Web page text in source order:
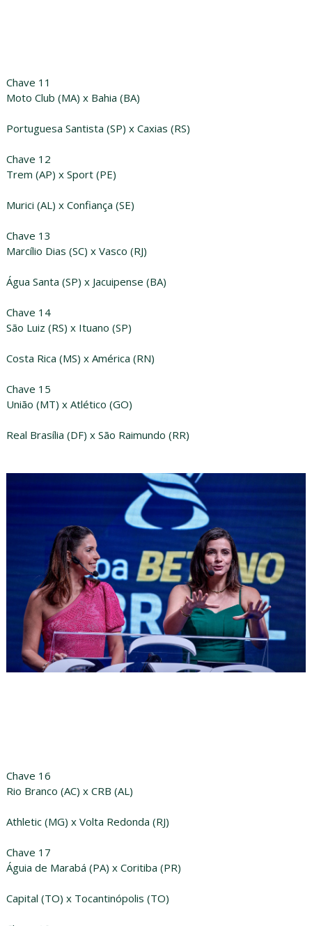
Chave 11
Moto Club (MA) x Bahia (BA)
Portuguesa Santista (SP) x Caxias (RS)
Chave 12
Trem (AP) x Sport (PE)
Murici (AL) x Confiança (SE)
Chave 13
Marcílio Dias (SC) x Vasco (RJ)
Água Santa (SP) x Jacuipense (BA)
Chave 14
São Luiz (RS) x Ituano (SP)
Costa Rica (MS) x América (RN)
Chave 15
União (MT) x Atlético (GO)
Real Brasília (DF) x São Raimundo (RR)
Chave 16
Rio Branco (AC) x CRB (AL)
Athletic (MG) x Volta Redonda (RJ)
Chave 17
Águia de Marabá (PA) x Coritiba (PR)
Capital (TO) x Tocantinópolis (TO)